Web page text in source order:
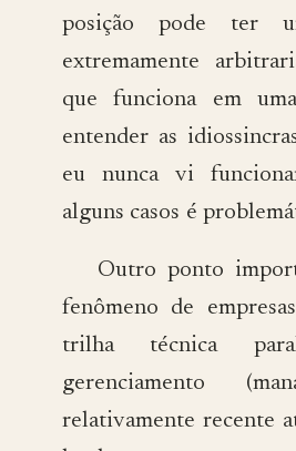
posição pode ter
extremamente
que funciona em
entender as
eu nunca vi
alguns casos é
Outro ponto
fenômeno de
trilha técnica
gerenciamento
relativamente recente